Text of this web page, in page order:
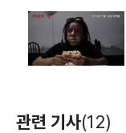
관련 기사(12)